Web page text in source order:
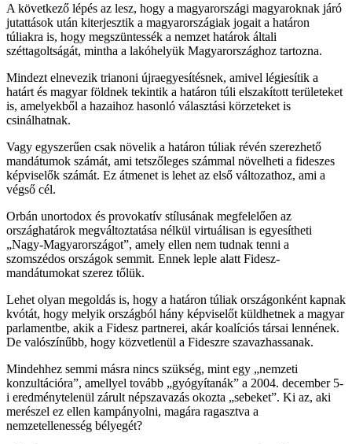
A következő lépés az lesz, hogy a magyarországi magyaroknak járó
jutattások után kiterjesztik a magyarországiak jogait a határon
túliakra is, hogy megszüntessék a nemzet határok általi
széttagoltságát, mintha a lakóhelyük Magyarországhoz tartozna.
Mindezt elnevezik trianoni újraegyesítésnek, amivel légiesítik a
határt és magyar földnek tekintik a határon túli elszakított területeket
is, amelyekből a hazaihoz hasonló választási körzeteket is
csinálhatnak.
Vagy egyszerűen csak növelik a határon túliak révén szerezhető
mandátumok számát, ami tetszőleges számmal növelheti a fideszes
képviselők számát. Ez átmenet is lehet az első változathoz, ami a
végső cél.
Orbán unortodox és provokatív stílusának megfelelően az
országhatárok megváltoztatása nélkül virtuálisan is egyesítheti
„Nagy-Magyarországot”, amely ellen nem tudnak tenni a
szomszédos országok semmit. Ennek leple alatt Fidesz-
mandátumokat szerez tőlük.
Lehet olyan megoldás is, hogy a határon túliak országonként kapnak
kvótát, hogy melyik országból hány képviselőt küldhetnek a magyar
parlamentbe, akik a Fidesz partnerei, akár koalíciós társai lennének.
De valószínűbb, hogy közvetlenül a Fideszre szavazhassanak.
Mindehhez semmi másra nincs szükség, mint egy „nemzeti
konzultációra”, amellyel tovább „gyógyítanák” a 2004. december 5-
i eredménytelenül zárult népszavazás okozta „sebeket”. Ki az, aki
merészel ez ellen kampányolni, magára ragasztva a
nemzetellenesség bélyegét?